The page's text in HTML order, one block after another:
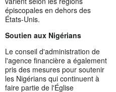
épiscopales en dehors des
États-Unis.
Soutien aux Nigérians
Le conseil d'administration de
l'agence financière a également
pris des mesures pour soutenir
les Nigérians qui continuent à
faire partie de l'Église